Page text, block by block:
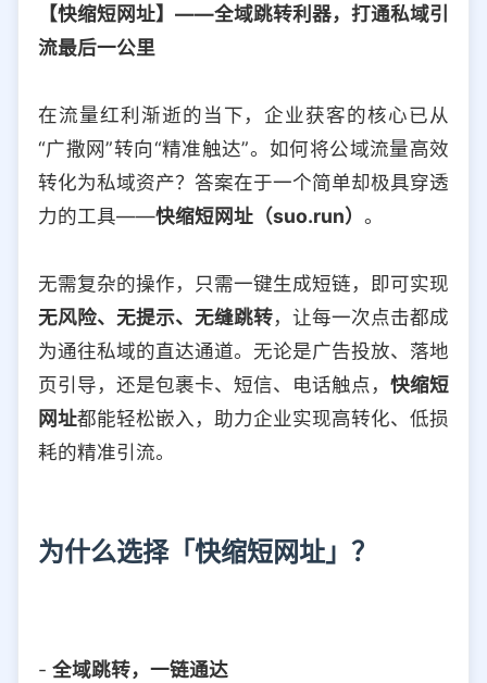
iOS Android
【快缩短网址】——全域跳转利器，打通私域引
流最后一公里
在流量红利渐逝的当下，企业获客的核心已从
“广撒网”转向“精准触达”。如何将公域流量高效
转化为私域资产？答案在于一个简单却极具穿透
力的工具——快缩短网址（suo.run） 。
无需复杂的操作，只需一键生成短链，即可实现
无风险、无提示、无缝跳转，让每一次点击都成
为通往私域的直达通道。无论是广告投放、落地
页引导，还是包裹卡、短信、电话触点， 快缩短
网址都能轻松嵌入，助力企业实现高转化、低损
耗的精准引流。
为什么选择「快缩短网址」？
- 全域跳转，一链通达